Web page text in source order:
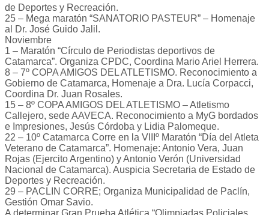
de Deportes y Recreación.
25 – Mega maratón “SANATORIO PASTEUR” – Homenaje
al Dr. José Guido Jalil.
Noviembre
1 – Maratón “Círculo de Periodistas deportivos de
Catamarca”. Organiza CPDC, Coordina Mario Ariel Herrera.
8 – 7º COPA AMIGOS DEL ATLETISMO. Reconocimiento a
Gobierno de Catamarca, Homenaje a Dra. Lucía Corpacci,
Coordina Dr. Juan Rosales.
15 – 8º COPA AMIGOS DEL ATLETISMO – Atletismo
Callejero, sede AAVECA. Reconocimiento a MyG bordados
e Impresiones, Jesús Córdoba y Lidia Palomeque.
22 – 10º Catamarca Corre en la VIIIº Maratón “Día del Atleta
Veterano de Catamarca”. Homenaje: Antonio Vera, Juan
Rojas (Ejercito Argentino) y Antonio Verón (Universidad
Nacional de Catamarca). Auspicia Secretaria de Estado de
Deportes y Recreación.
29 – PACLIN CORRE; Organiza Municipalidad de Paclín,
Gestión Omar Savio.